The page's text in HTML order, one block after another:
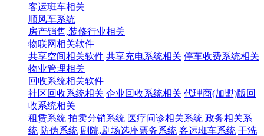
客运班车相关
顺风车系统
房产销售,装修行业相关
物联网相关软件
共享空间相关软件 共享充电系统相关 停车收费系统相关
物业管理相关
回收系统相关软件
社区回收系统相关 企业回收系统相关 代理商(加盟)版回
收系统相关
租赁系统 拍卖分销系统 医疗问诊相关系统 政务相关系
统 防伪系统 剧院,剧场选座票务系统 客运班车系统 干洗